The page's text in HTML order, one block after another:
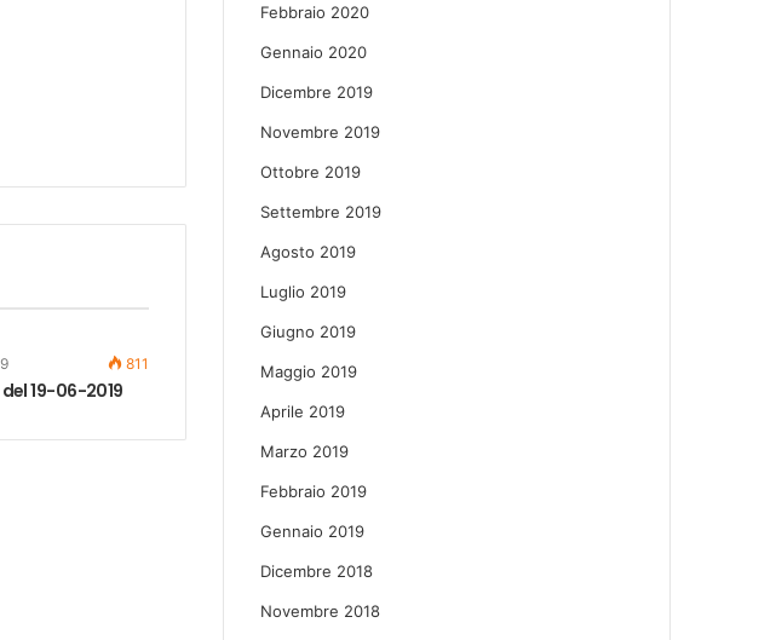
811
19-06-2019
Febbraio 2020
Gennaio 2020
Dicembre 2019
Novembre 2019
Ottobre 2019
Settembre 2019
Agosto 2019
Luglio 2019
Giugno 2019
Maggio 2019
Aprile 2019
Marzo 2019
Febbraio 2019
Gennaio 2019
Dicembre 2018
Novembre 2018